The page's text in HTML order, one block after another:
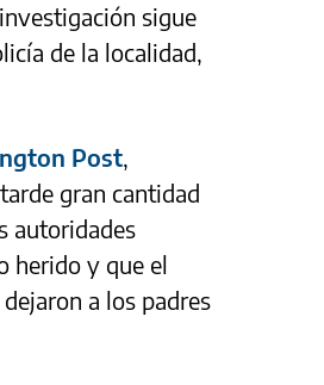
sigue
de la localidad,
Post,
gran cantidad
autoridades
herido y que el
a los padres